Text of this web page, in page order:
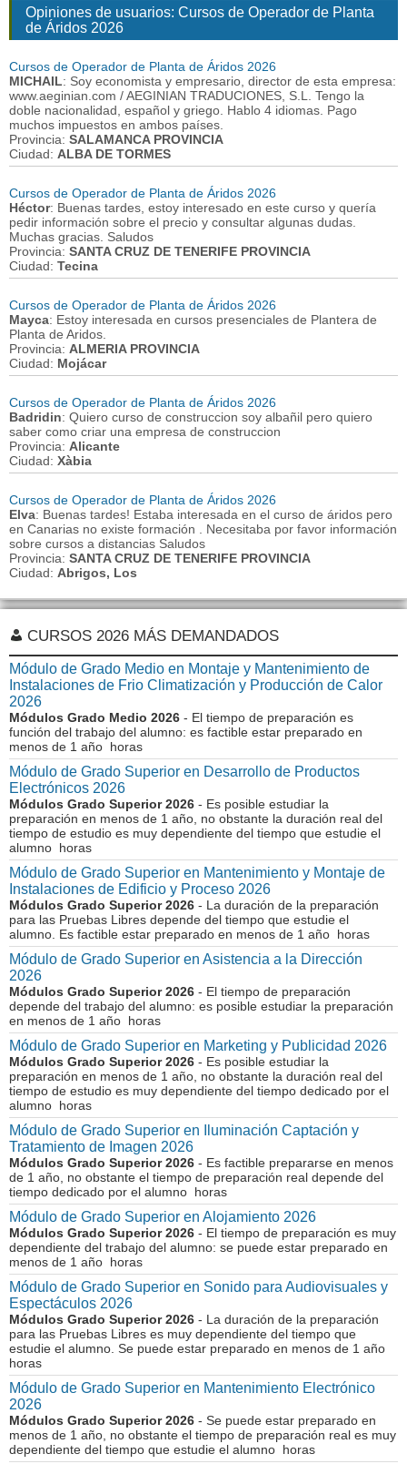
Opiniones de usuarios: Cursos de Operador de Planta
de Áridos 2026
Cursos de Operador de Planta de Áridos 2026
MICHAIL: Soy economista y empresario, director de esta empresa:
www.aeginian.com / AEGINIAN TRADUCIONES, S.L. Tengo la
doble nacionalidad, español y griego. Hablo 4 idiomas. Pago
muchos impuestos en ambos países.
Provincia: SALAMANCA PROVINCIA
Ciudad: ALBA DE TORMES
Cursos de Operador de Planta de Áridos 2026
Héctor: Buenas tardes, estoy interesado en este curso y quería
pedir información sobre el precio y consultar algunas dudas.
Muchas gracias. Saludos
Provincia: SANTA CRUZ DE TENERIFE PROVINCIA
Ciudad: Tecina
Cursos de Operador de Planta de Áridos 2026
Mayca: Estoy interesada en cursos presenciales de Plantera de
Planta de Aridos.
Provincia: ALMERIA PROVINCIA
Ciudad: Mojácar
Cursos de Operador de Planta de Áridos 2026
Badridin: Quiero curso de construccion soy albañil pero quiero
saber como criar una empresa de construccion
Provincia: Alicante
Ciudad: Xàbia
Cursos de Operador de Planta de Áridos 2026
Elva: Buenas tardes! Estaba interesada en el curso de áridos pero
en Canarias no existe formación . Necesitaba por favor información
sobre cursos a distancias Saludos
Provincia: SANTA CRUZ DE TENERIFE PROVINCIA
Ciudad: Abrigos, Los
CURSOS 2026 MÁS DEMANDADOS
Módulo de Grado Medio en Montaje y Mantenimiento de
Instalaciones de Frio Climatización y Producción de Calor
2026
Módulos Grado Medio 2026 - El tiempo de preparación es
función del trabajo del alumno: es factible estar preparado en
menos de 1 año horas
Módulo de Grado Superior en Desarrollo de Productos
Electrónicos 2026
Módulos Grado Superior 2026 - Es posible estudiar la
preparación en menos de 1 año, no obstante la duración real del
tiempo de estudio es muy dependiente del tiempo que estudie el
alumno horas
Módulo de Grado Superior en Mantenimiento y Montaje de
Instalaciones de Edificio y Proceso 2026
Módulos Grado Superior 2026 - La duración de la preparación
para las Pruebas Libres depende del tiempo que estudie el
alumno. Es factible estar preparado en menos de 1 año horas
Módulo de Grado Superior en Asistencia a la Dirección
2026
Módulos Grado Superior 2026 - El tiempo de preparación
depende del trabajo del alumno: es posible estudiar la preparación
en menos de 1 año horas
Módulo de Grado Superior en Marketing y Publicidad 2026
Módulos Grado Superior 2026 - Es posible estudiar la
preparación en menos de 1 año, no obstante la duración real del
tiempo de estudio es muy dependiente del tiempo dedicado por el
alumno horas
Módulo de Grado Superior en Iluminación Captación y
Tratamiento de Imagen 2026
Módulos Grado Superior 2026 - Es factible prepararse en menos
de 1 año, no obstante el tiempo de preparación real depende del
tiempo dedicado por el alumno horas
Módulo de Grado Superior en Alojamiento 2026
Módulos Grado Superior 2026 - El tiempo de preparación es muy
dependiente del trabajo del alumno: se puede estar preparado en
menos de 1 año horas
Módulo de Grado Superior en Sonido para Audiovisuales y
Espectáculos 2026
Módulos Grado Superior 2026 - La duración de la preparación
para las Pruebas Libres es muy dependiente del tiempo que
estudie el alumno. Se puede estar preparado en menos de 1 año
horas
Módulo de Grado Superior en Mantenimiento Electrónico
2026
Módulos Grado Superior 2026 - Se puede estar preparado en
menos de 1 año, no obstante el tiempo de preparación real es muy
dependiente del tiempo que estudie el alumno horas